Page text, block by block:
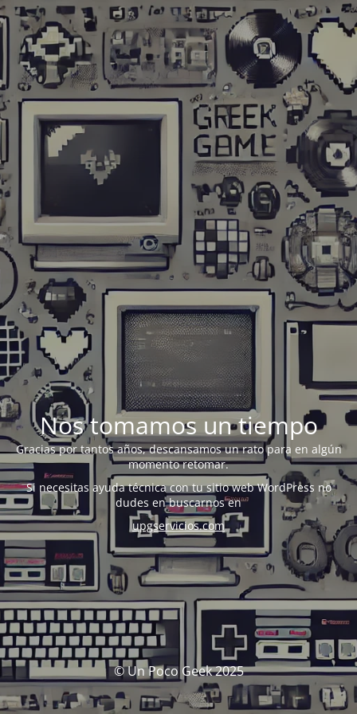
Nos tomamos un tiempo
Gracias por tantos años, descansamos un rato para en algún
momento retomar.
Si necesitas ayuda técnica con tu sitio web WordPress no
dudes en buscarnos en
upgservicios.com
© Un Poco Geek 2025